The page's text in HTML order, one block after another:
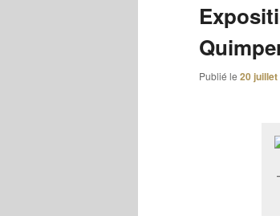
Publié le 20 juillet